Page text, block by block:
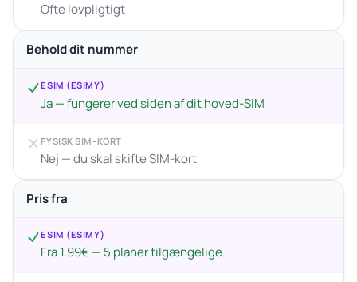
Ofte lovpligtigt
Behold dit nummer
ESIM (ESIMY)
Ja — fungerer ved siden af dit hoved-SIM
FYSISK SIM-KORT
Nej — du skal skifte SIM-kort
Pris fra
ESIM (ESIMY)
Fra 1.99€ — 5 planer tilgængelige